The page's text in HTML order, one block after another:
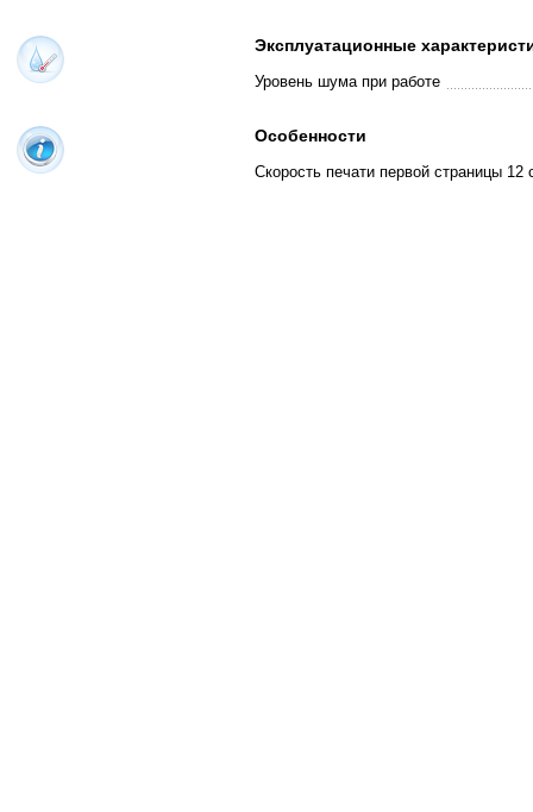
Эксплуатационные
Уровень шума при работе
Особенности
Скорость печати первой страницы 12